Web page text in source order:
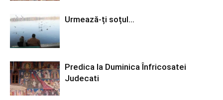
Urmează-ți soțul…
Predica la Duminica Înfricosatei
Judecati